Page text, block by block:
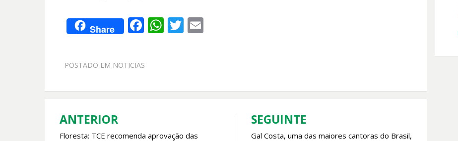
Share F
b
o
W
A
T E
POSTADO EM NOTICIAS
Navegação
ANTERIOR
Floresta: TCE recomenda aprovação das
SEGUINTE
Gal Costa, uma das maiores cantoras do Brasil,